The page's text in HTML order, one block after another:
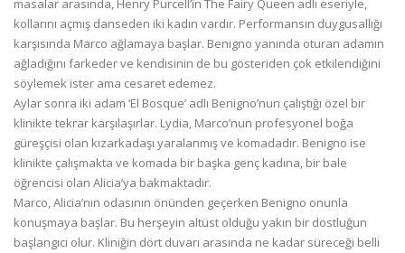
masalar arasında, Henry Purcell’in The Fairy Queen adlı eseriyle,
kollarını açmış danseden iki kadın vardır. Performansın duygusallığı
karşısında Marco ağlamaya başlar. Benigno yanında oturan adamın
ağladığını farkeder ve kendisinin de bu gösteriden çok etkilendiğini
söylemek ister ama cesaret edemez.
Aylar sonra iki adam ‘El Bosque’ adlı Benigno’nun çalıştığı özel bir
klinikte tekrar karşılaşırlar. Lydia, Marco’nun profesyonel boğa
güreşçisi olan kızarkadaşı yaralanmış ve komadadır. Benigno ise
klinikte çalışmakta ve komada bir başka genç kadına, bir bale
öğrencisi olan Alicia’ya bakmaktadır.
Marco, Alicia’nın odasının önünden geçerken Benigno onunla
konuşmaya başlar. Bu herşeyin altüst olduğu yakın bir dostluğun
başlangıcı olur. Kliniğin dört duvarı arasında ne kadar süreceği belli